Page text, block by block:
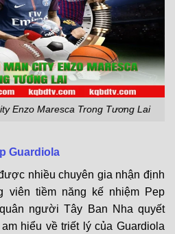
Enzo Maresca Trong Tương Lai
Guardiola
nhiều chuyên gia nhận định
viên tiềm năng kế nhiệm Pep
người Tây Ban Nha quyết
hiểu về triết lý của Guardiola